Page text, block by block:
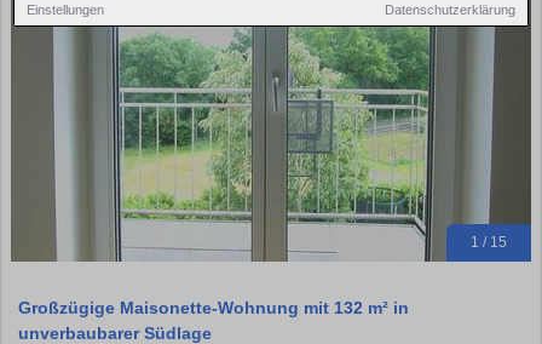
Einstellungen Datenschutzerklärung
1 / 15
Großzügige Maisonette-Wohnung mit 132 m² in
unverbaubarer Südlage